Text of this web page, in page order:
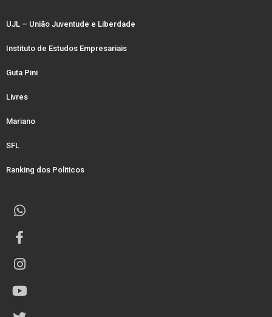
UJL – União Juventude e Liberdade
Instituto de Estudos Empresariais
Guta Pini
Livres
Mariano
SFL
Ranking dos Politicos